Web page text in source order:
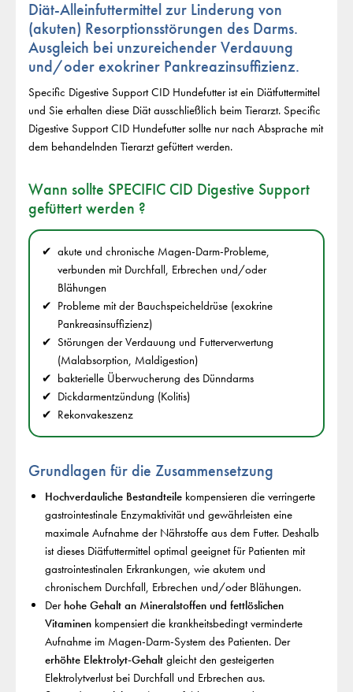
Diät-Alleinfuttermittel zur Linderung von
(akuten) Resorptionsstörungen des Darms.
Ausgleich bei unzureichender Verdauung
und/oder exokriner Pankreazinsuffizienz.
Specific Digestive Support CID Hundefutter ist ein Diätfuttermittel
und Sie erhalten diese Diät ausschließlich beim Tierarzt. Specific
Digestive Support CID Hundefutter sollte nur nach Absprache mit
dem behandelnden Tierarzt gefüttert werden.
Wann sollte SPECIFIC CID Digestive Support
gefüttert werden ?
akute und chronische Magen-Darm-Probleme,
verbunden mit Durchfall, Erbrechen und/oder
Blähungen
Probleme mit der Bauchspeicheldrüse (exokrine
Pankreasinsuffizienz)
Störungen der Verdauung und Futterverwertung
(Malabsorption, Maldigestion)
bakterielle Überwucherung des Dünndarms
Dickdarmentzündung (Kolitis)
Rekonvakeszenz
Grundlagen für die Zusammensetzung
Hochverdauliche Bestandteilekompensieren die verringerte
gastrointestinale Enzymaktivität und gewährleisten eine
maximale Aufnahme der Nährstoffe aus dem Futter. Deshalb
ist dieses Diätfuttermittel optimal geeignet für Patienten mit
gastrointestinalen Erkrankungen, wie akutem und
chronischem Durchfall, Erbrechen und/oder Blähungen.
Der hohe Gehalt an Mineralstoffen und fettlöslichen
Vitaminenkompensiert die krankheitsbedingt verminderte
Aufnahme im Magen-Darm-System des Patienten. Der
erhöhte Elektrolyt-Gehaltgleicht den gesteigerten
Elektrolytverlust bei Durchfall und Erbrechen aus.